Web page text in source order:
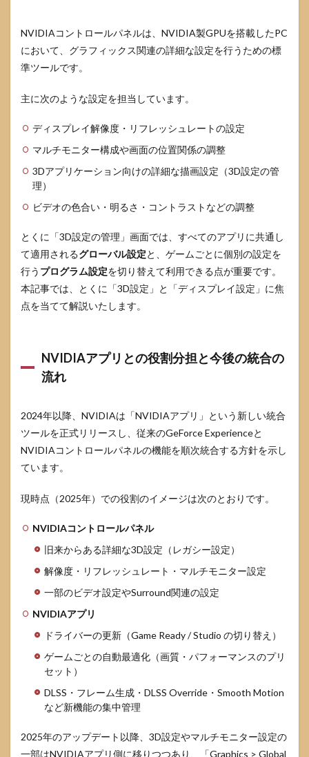
方と
項目
の意
3.2
ーバ
定を
決め
る
か：
ベー
イン
の作
り方
3.3
ゲー
ムご
イル
設定
と注
4
用
NVIDIA
ロール
おすす
め設定
（3D設
競技
FPS向
け：
最大
低遅
延を
おす
すめ
4.2
NVIDIAコントロールパネルは、NVIDIA製GPUを搭載したPC
において、グラフィックス関連の詳細な設定を行うための標
準ツールです。
主に次のような設定を担当しています。
ディスプレイ解像度・リフレッシュレートの設定
マルチモニター構成や画面の位置関係の調整
3Dアプリケーション向けの詳細な描画設定（3D設定の管
理）
ビデオの色合い・明るさ・コントラストなどの調整
とくに「3D設定の管理」画面では、すべてのアプリに共通し
て適用されるグローバル設定と、ゲームごとに個別の設定を
行う プログラム設定を切り替えて利用できる点が重要です。
本記事では、とくに「3D設定」と「ディスプレイ設定」に焦
点を当てて解説いたします。
NVIDIAアプリとの役割分担と今後の統合の
流れ
2024年以降、NVIDIAは「NVIDIAアプリ」という新しい統合
ツールを正式リリースし、従来のGeForce Experienceと
NVIDIAコントロールパネルの機能を順次統合する方針を示し
ています。
現時点（2025年）での役割のイメージは次のとおりです。
NVIDIAコントロールパネル
旧来からある詳細な3D設定（レガシー設定）
解像度・リフレッシュレート・マルチモニター設定
一部のビデオ設定やSurround関連の設定
NVIDIAアプリ
ドライバーの更新（Game Ready / Studio の切り替え）
ゲームごとの自動最適化（画質・パフォーマンスのプリ
セット）
DLSS・フレーム生成・DLSS Override・Smooth Motion
など新機能の集中管理
2025年のアップデート以降、3D設定やマルチモニター設定の
一部はNVIDIAアプリ側に移りつつあり、「Graphics > Global